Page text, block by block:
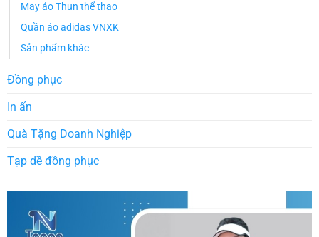
May áo Thun thể thao
Quần áo adidas VNXK
Sản phẩm khác
Đồng phục
In ấn
Quà Tặng Doanh Nghiệp
Tạp dề đồng phục